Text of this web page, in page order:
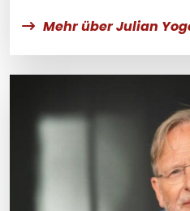
Mehr über Julian